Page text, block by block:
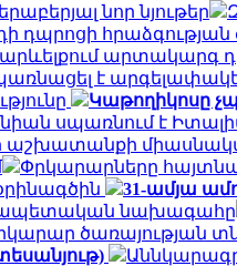
նոր նյութեր
դպրոցի
արտակարգ
է
Կաթողիկոսը
սպառնում է
աշխատանքի
Փրկարարները
31-ամյա
​​նախագահը
ծառայության